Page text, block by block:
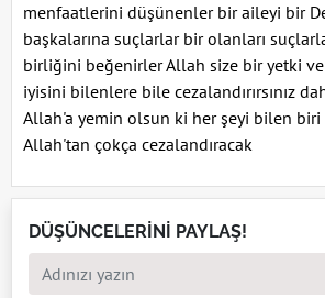
menfaatlerini düşünenler bir aileyi bir
başkalarına suçlarlar bir olanları
birliğini beğenirler Allah size bir yetki
iyisini bilenlere bile cezalandırırsınız
Allah'a yemin olsun ki her şeyi bilen
Allah'tan çokça cezalandıracak
DÜŞÜNCELERİNİ PAYLAŞ!